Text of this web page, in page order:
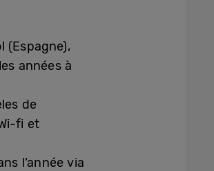
(Espagne),
années à
de
fi et
l’année via